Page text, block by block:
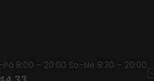
8:00 – 20:00 So–Ne 8:30 – 20:00